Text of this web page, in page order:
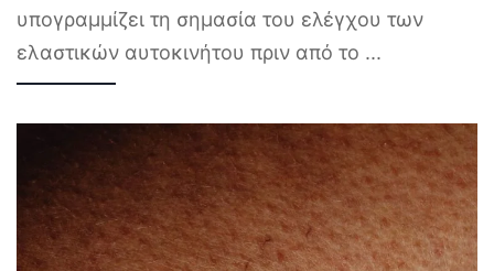
υπογραμμίζει τη σημασία του ελέγχου των
ελαστικών αυτοκινήτου πριν από το ...